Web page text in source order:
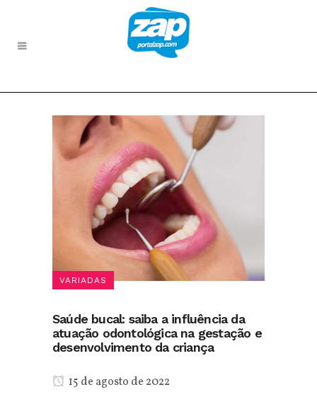
VARIADAS
Saúde bucal: saiba a influência da
atuação odontológica na gestação e
desenvolvimento da criança
15 de agosto de 2022